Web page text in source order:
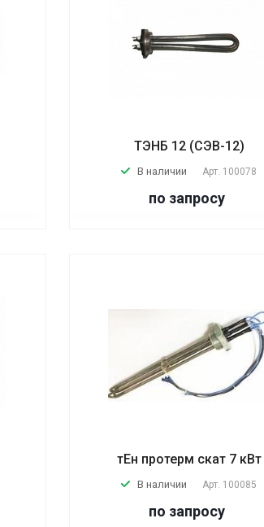
ТЭНБ 12 (СЭВ-12)
В наличии Арт. 100078
по запросу
тЕн протерм скат 7 кВт
В наличии Арт. 100085
по запросу